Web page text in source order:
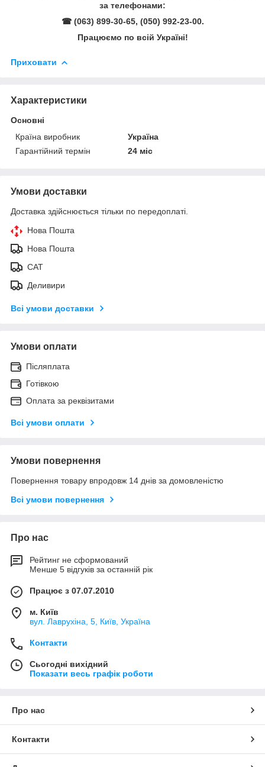
за телефонами:
☎ (063) 899-30-65, (050) 992-23-00.
Працюємо по всій Україні!
Приховати
Характеристики
Основні
Країна виробник
Україна
Гарантійний термін
24 міс
Умови доставки
Доставка здійснюється тільки по передоплаті.
Нова Пошта
Нова Пошта
САТ
Деливири
Всі умови доставки
Умови оплати
Післяплата
Готівкою
Оплата за реквізитами
Всі умови оплати
Умови повернення
Повернення товару впродовж 14 днів за домовленістю
Всі умови повернення
Про нас
Рейтинг не сформований
Менше 5 відгуків за останній рік
Працює з 07.07.2010
м. Київ
вул. Лаврухіна, 5, Київ, Україна
Контакти
Сьогодні вихідний
Показати весь графік роботи
Про нас
Контакти